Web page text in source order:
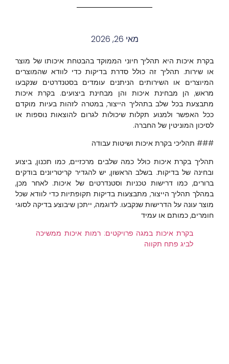
מאי 26, 2026
בקרת איכות היא תהליך חיוני הממוקד בהבטחת איכותו של מוצר
או שירות. תהליך זה כולל סדרת בדיקות כדי לוודא שהמוצרים
המיוצרים או השירותים הניתנים עומדים בסטנדרטים שנקבעו
מראש, הן מבחינת איכות והן מבחינת ביצועים. בקרת איכות
מתבצעת בכל שלב בתהליך הייצור, במטרה לזהות בעיות מוקדם
ככל האפשר ולמנוע תקלות שיכולות לגרום להוצאות נוספות או
לסיכון המוניטין של החברה.
### תהליכי בקרת איכות ושיטות עבודה
תהליך בקרת איכות כולל כמה שלבים מרכזיים, כמו תכנון, ביצוע
ובחינה של בדיקות. בשלב הראשון, יש להגדיר קריטריונים בודקים
ברורים, כמו דרישות טכניות וסטנדרטים של איכות. לאחר מכן,
במהלך תהליך הייצור, מתבצעות בדיקות תקופתיות כדי לוודא שכל
מוצר עונה על הדרישות שנקבעו. לדוגמה, ייתכן שיבוצע בדיקה לסוגי
חומרים, כמותם או עמיד
בקרת איכות במגה פרויקטים: רמות איכות ממשיכה
לביג פתח תקווה